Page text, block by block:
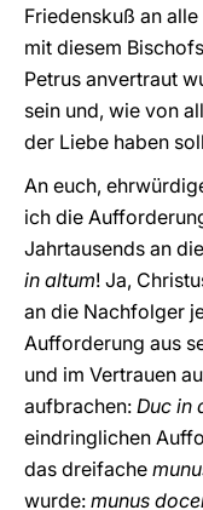
Friedenskuß an
mit diesem
Petrus anvertraut
sein und, wie von
der Liebe haben
An euch,
ich die
Jahrtausends an
in altum! Ja,
an die Nachfolger
Aufforderung aus
und im Vertrauen
aufbrachen: Duc in
eindringlichen
das dreifache
wurde: munus